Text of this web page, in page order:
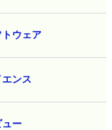
トウェア
ンス
ュー